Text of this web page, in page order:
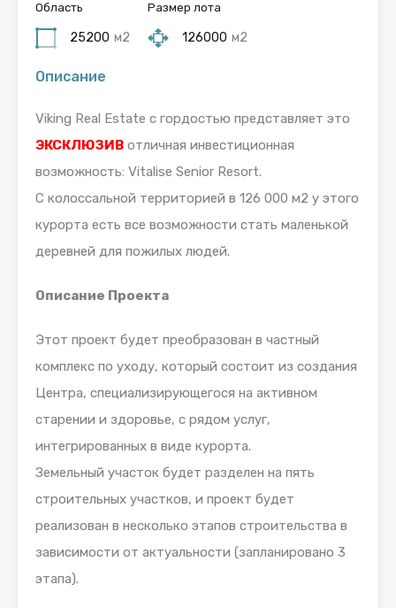
Область
25200 м2
Размер лота
126000 м2
Описание
Viking Real Estate с гордостью представляет это
ЭКСКЛЮЗИВ отличная инвестиционная
возможность: Vitalise Senior Resort.
С колоссальной территорией в 126 000 м2 у этого
курорта есть все возможности стать маленькой
деревней для пожилых людей.
Описание Проекта
Этот проект будет преобразован в частный
комплекс по уходу, который состоит из создания
Центра, специализирующегося на активном
старении и здоровье, с рядом услуг,
интегрированных в виде курорта.
Земельный участок будет разделен на пять
строительных участков, и проект будет
реализован в несколько этапов строительства в
зависимости от актуальности (запланировано 3
этапа).